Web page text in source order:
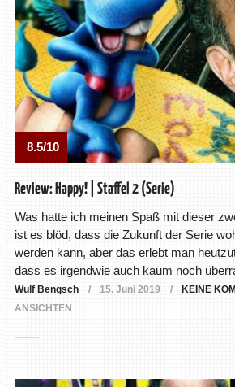
8.5/10
Review: Happy! | Staffel 2 (Serie)
Was hatte ich meinen Spaß mit dieser
ist es blöd, dass die Zukunft der Serie
werden kann, aber das erlebt man
dass es irgendwie auch kaum noch
Wulf Bengsch 15. Juni 2019 KEINE
ANSICHTEN